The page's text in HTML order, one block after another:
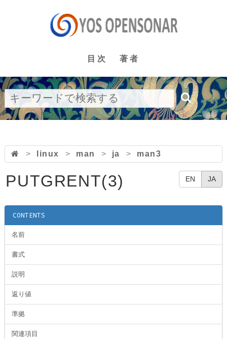
目次 著者
> linux > man > ja > man3
EN JA
PUTGRENT(3)
CONTENTS
名前
書式
説明
返り値
準拠
関連項目